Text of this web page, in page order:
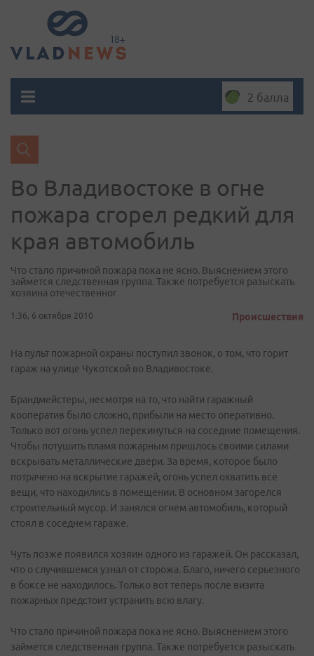
2 балла
Во Владивостоке в огне
пожара сгорел редкий для
края автомобиль
Что стало причиной пожара пока не ясно. Выяснением этого
займется следственная группа. Также потребуется разыскать
хозяина отечественног
1:36, 6 октября 2010 Происшествия
На пульт пожарной охраны поступил звонок, о том, что горит
гараж на улице Чукотской во Владивостоке.
Брандмейстеры, несмотря на то, что найти гаражный
кооператив было сложно, прибыли на место оперативно.
Только вот огонь успел перекинуться на соседние помещения.
Чтобы потушить пламя пожарным пришлось своими силами
вскрывать металлические двери. За время, которое было
потрачено на вскрытие гаражей, огонь успел охватить все
вещи, что находились в помещении. В основном загорелся
строительный мусор. И занялся огнем автомобиль, который
стоял в соседнем гараже.
Чуть позже появился хозяин одного из гаражей. Он рассказал,
что о случившемся узнал от сторожа. Благо, ничего серьезного
в боксе не находилось. Только вот теперь после визита
пожарных предстоит устранить всю влагу.
Что стало причиной пожара пока не ясно. Выяснением этого
займется следственная группа. Также потребуется разыскать